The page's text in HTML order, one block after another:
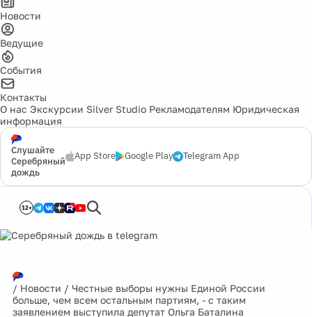
Новости
Ведущие
События
Контакты
О нас Экскурсии Silver Studio Рекламодателям Юридическая
информация
Слушайте
Серебряный
дождь
App Store Google Play Telegram App
12+
/ Новости / Честные выборы нужны Единой России
больше, чем всем остальным партиям, - с таким
заявлением выступила депутат Ольга Баталина